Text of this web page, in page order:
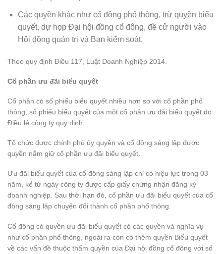
Các quyền khác như cổ đông phổ thông, trừ quyền biểu
quyết, dự họp Đại hội đồng cổ đông, đề cử người vào
Hội đồng quản trị và Ban kiểm soát.
Theo quy định Điều 117, Luật Doanh Nghiệp 2014.
Cổ phần ưu đãi biểu quyết
Cổ phần có số phiếu biểu quyết nhiều hơn so với cổ phần phổ
thông, số phiếu biểu quyết của một cổ phần ưu đãi biểu quyết do
Điều lệ công ty quy định
Tổ chức được chính phủ ủy quyền và cổ đông sáng lập được
quyền nắm giữ cổ phần ưu đãi biểu quyết.
Ưu đãi biểu quyết của cổ đông sáng lập chỉ có hiệu lực trong 03
năm, kể từ ngày công ty được cấp giấy chứng nhận đăng ký
doanh nghiệp. Sau thời hạn đó, cổ phần ưu đãi biểu quyết của cổ
đông sáng lập chuyển đổi thành cổ phần phổ thông.
Cổ đông có quyền ưu đãi biểu quyết có các quyền và nghĩa vụ
như cổ phần phổ thông, ngoài ra còn có thêm quyền Biểu quyết
về các vấn đề thuộc thẩm quyền của Đại hội đồng cổ đông với số